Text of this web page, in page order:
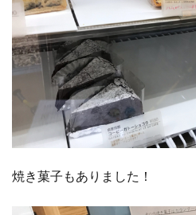
焼き菓子もありました！